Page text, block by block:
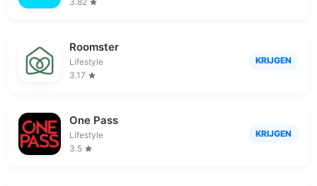
Roomster
Lifestyle
3.17
KRIJGEN
One Pass
Lifestyle
3.5
KRIJGEN